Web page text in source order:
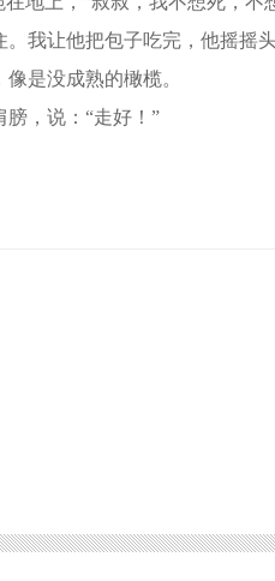
。我让他把包子吃完，他摇摇
是没成熟的橄榄。
，说：“走好！”